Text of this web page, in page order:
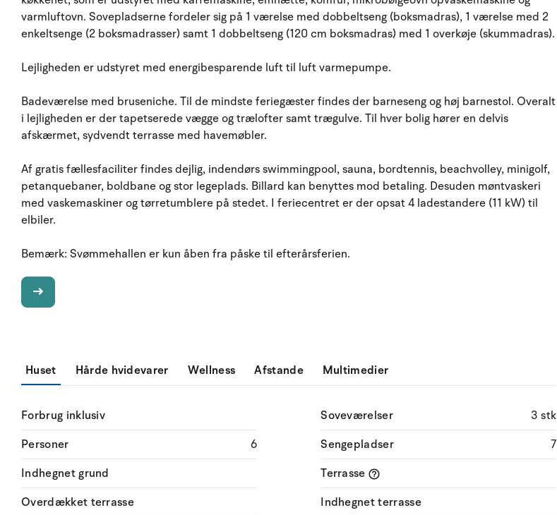
varmluftovn. Sovepladserne fordeler sig på 1 værelse med dobbeltseng (boksmadras), 1 værelse med 2
enkeltsenge (2 boksmadrasser) samt 1 dobbeltseng (120 cm boksmadras) med 1 overkøje (skummadras).
Lejligheden er udstyret med energibesparende luft til luft varmepumpe.
Badeværelse med bruseniche. Til de mindste feriegæster findes der barneseng og høj barnestol. Overalt
i lejligheden er der tapetserede vægge og trælofter samt trægulve. Til hver bolig hører en delvis
afskærmet, sydvendt terrasse med havemøbler.
Af gratis fællesfaciliter findes dejlig, indendørs swimmingpool, sauna, bordtennis, beachvolley, minigolf,
petanquebaner, boldbane og stor legeplads. Billard kan benyttes mod betaling. Desuden møntvaskeri
med vaskemaskiner og tørretumblere på stedet. I feriecentret er der opsat 4 ladestandere (11 kW) til
elbiler.
Bemærk: Svømmehallen er kun åben fra påske til efterårsferien.
Huset Hårde hvidevarer Wellness Afstande Multimedier
Forbrug inklusiv
Personer
6
Indhegnet grund
Overdækket terrasse
Soveværelser
3 stk
Sengepladser
7
Terrasse
Indhegnet terrasse